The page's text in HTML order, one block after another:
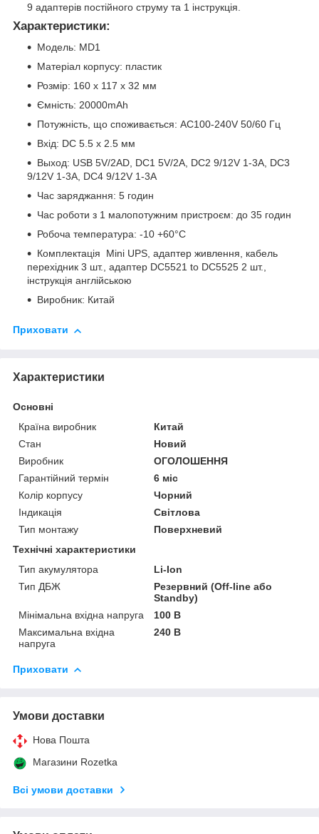
9 адаптерів постійного струму та 1 інструкція.
Характеристики:
Модель: MD1
Матеріал корпусу: пластик
Розмір: 160 х 117 х 32 мм
Ємність: 20000mАh
Потужність, що споживається: AC100-240V 50/60 Гц
Вхід: DC 5.5 х 2.5 мм
Выход: USB 5V/2AD, DC1 5V/2A, DC2 9/12V 1-3A, DC3
9/12V 1-3A, DC4 9/12V 1-3A
Час заряджання: 5 годин
Час роботи з 1 малопотужним пристроєм: до 35 годин
Робоча температура: -10 +60°С
Комплектація Mini UPS, адаптер живлення, кабель
перехідник 3 шт., адаптер DC5521 to DC5525 2 шт.,
інструкція англійською
Виробник: Китай
Приховати
Характеристики
Основні
Країна виробник
Китай
Стан
Новий
Виробник
ОГОЛОШЕННЯ
Гарантійний термін
6 міс
Колір корпусу
Чорний
Індикація
Світлова
Тип монтажу
Поверхневий
Технічні характеристики
Тип акумулятора
Li-Ion
Тип ДБЖ
Резервний (Off-line або
Standby)
Мінімальна вхідна напруга
100 В
Максимальна вхідна
напруга
240 В
Приховати
Умови доставки
Нова Пошта
Магазини Rozetka
Всі умови доставки